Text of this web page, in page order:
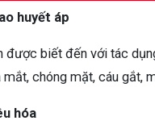
huyết áp
được biết đến với tác
mắt, chóng mặt, cáu gắt,
hóa